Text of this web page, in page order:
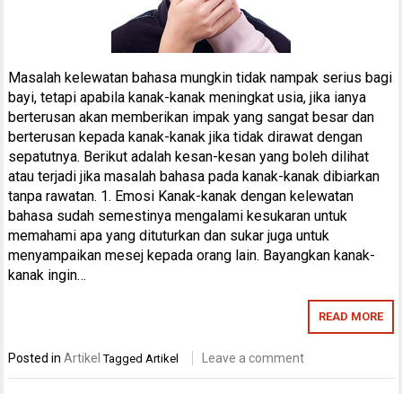
Masalah kelewatan bahasa mungkin tidak nampak serius bagi
bayi, tetapi apabila kanak-kanak meningkat usia, jika ianya
berterusan akan memberikan impak yang sangat besar dan
berterusan kepada kanak-kanak jika tidak dirawat dengan
sepatutnya. Berikut adalah kesan-kesan yang boleh dilihat
atau terjadi jika masalah bahasa pada kanak-kanak dibiarkan
tanpa rawatan. 1. Emosi Kanak-kanak dengan kelewatan
bahasa sudah semestinya mengalami kesukaran untuk
memahami apa yang dituturkan dan sukar juga untuk
menyampaikan mesej kepada orang lain. Bayangkan kanak-
kanak ingin…
READ MORE
Posted inArtikel Tagged Artikel Leave a comment